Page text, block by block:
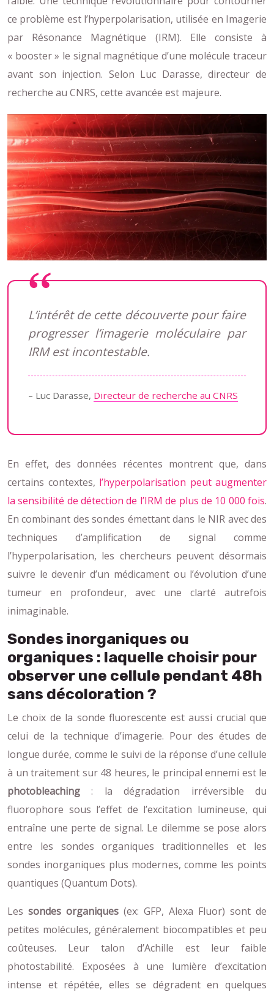
ce problème est l’hyperpolarisation, utilisée en Imagerie
par Résonance Magnétique (IRM). Elle consiste à
« booster » le signal magnétique d’une molécule traceur
avant son injection. Selon Luc Darasse, directeur de
recherche au CNRS, cette avancée est majeure.
L’intérêt de cette découverte pour faire
progresser l’imagerie moléculaire par
IRM est incontestable.
– Luc Darasse, Directeur de recherche au CNRS
En effet, des données récentes montrent que, dans
certains contextes, l’hyperpolarisation peut augmenter
la sensibilité de détection de l’IRM de plus de 10 000 fois.
En combinant des sondes émettant dans le NIR avec des
techniques d’amplification de signal comme
l’hyperpolarisation, les chercheurs peuvent désormais
suivre le devenir d’un médicament ou l’évolution d’une
tumeur en profondeur, avec une clarté autrefois
inimaginable.
Sondes inorganiques ou
organiques : laquelle choisir pour
observer une cellule pendant 48h
sans décoloration ?
Le choix de la sonde fluorescente est aussi crucial que
celui de la technique d’imagerie. Pour des études de
longue durée, comme le suivi de la réponse d’une cellule
à un traitement sur 48 heures, le principal ennemi est le
photobleaching : la dégradation irréversible du
fluorophore sous l’effet de l’excitation lumineuse, qui
entraîne une perte de signal. Le dilemme se pose alors
entre les sondes organiques traditionnelles et les
sondes inorganiques plus modernes, comme les points
quantiques (Quantum Dots).
Les sondes organiques (ex: GFP, Alexa Fluor) sont de
petites molécules, généralement biocompatibles et peu
coûteuses. Leur talon d’Achille est leur faible
photostabilité. Exposées à une lumière d’excitation
intense et répétée, elles se dégradent en quelques